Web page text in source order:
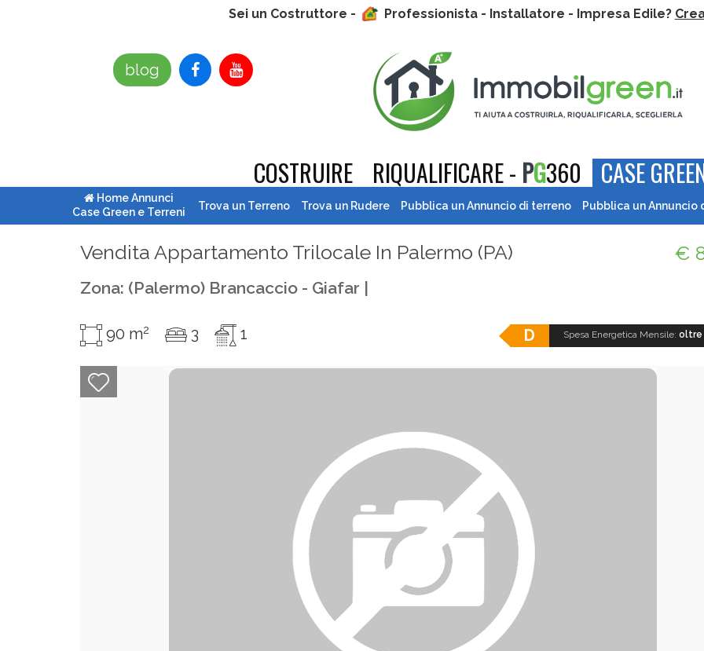
Sei un Costruttore - Professionista - Installatore - Impresa Edile?
blog
COSTRUIRE RIQUALIFICARE - PG360 CASE
Home Annunci
Case Green e Terreni
Trova un Terreno Trova un Rudere Pubblica un Annuncio di terreno Pubblica un Annuncio
Vendita Appartamento Trilocale In Palermo (PA)
Zona: (palermo) Brancaccio - Giafar |
€
90 m2 3 1 Spesa Energetica Mensile: oltre
D